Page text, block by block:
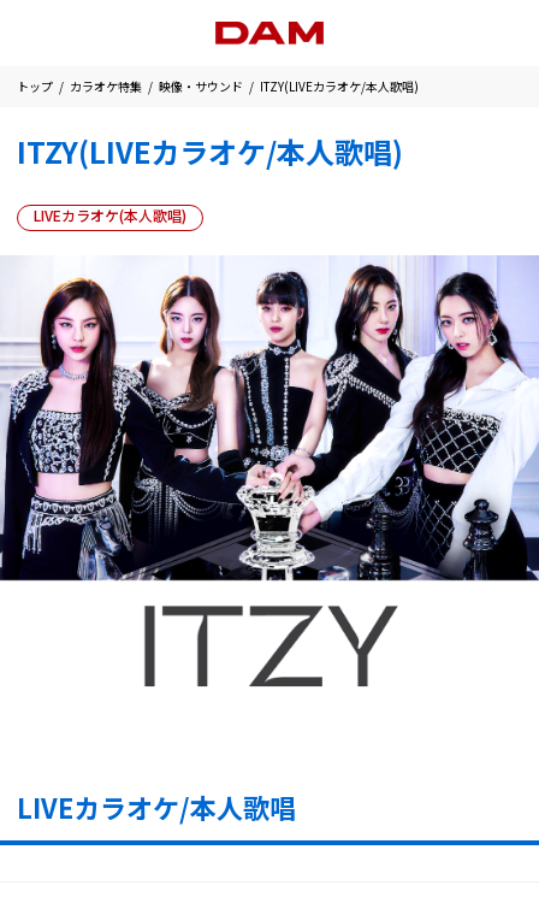
トップ カラオケ特集 映像・サウンド ITZY(LIVEカラオケ/本人歌唱)
ITZY(LIVEカラオケ/本人歌唱)
LIVEカラオケ(本人歌唱)
LIVEカラオケ/本人歌唱